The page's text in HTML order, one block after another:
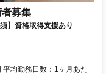
募集
】資格取得支援あり
均勤務日数：1ヶ月あた